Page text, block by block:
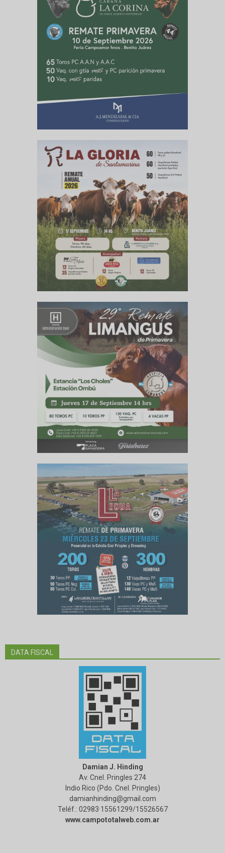
DATA FISCAL
Damian J. Hinding
Av. Cnel. Pringles 274
Indio Rico (Pdo. Cnel. Pringles)
damianhinding@gmail.com
Teléf.: 02983·15561299/15526567
www.campototalweb.com.ar